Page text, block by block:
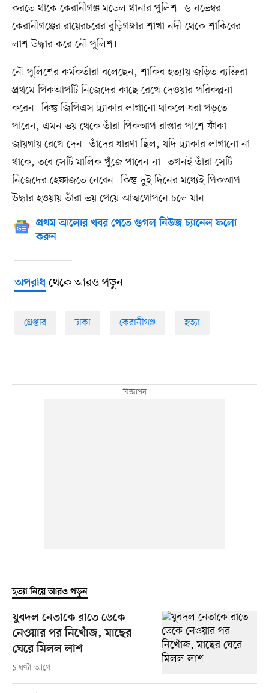
করতে থাকে কেরানীগঞ্জ মডেল থানার পুলিশ। ৬ নভেম্বর
কেরানীগঞ্জের রায়েরচরের বুড়িগঙ্গার শাখা নদী থেকে শাকিবের
লাশ উদ্ধার করে নৌ পুলিশ।
নৌ পুলিশের কর্মকর্তারা বলেছেন, শাকিব হত্যায় জড়িত ব্যক্তিরা
প্রথমে পিকআপটি নিজেদের কাছে রেখে দেওয়ার পরিকল্পনা
করেন। কিন্তু জিপিএস ট্র্যাকার লাগানো থাকলে ধরা পড়তে
পারেন, এমন ভয় থেকে তাঁরা পিকআপ রাস্তার পাশে ফাঁকা
জায়গায় রেখে দেন। তাঁদের ধারণা ছিল, যদি ট্র্যাকার লাগানো না
থাকে, তবে সেটি মালিক খুঁজে পাবেন না। তখনই তাঁরা সেটি
নিজেদের হেফাজতে নেবেন। কিন্তু দুই দিনের মধ্যেই পিকআপ
উদ্ধার হওয়ায় তাঁরা ভয় পেয়ে আত্মগোপনে চলে যান।
প্রথম আলোর খবর পেতে গুগল নিউজ চ্যানেল ফলো
করুন
অপরাধথেকে আরও পড়ুন
গ্রেপ্তার ঢাকা কেরানীগঞ্জ হত্যা
হত্যা নিয়ে আরও পড়ুন
যুবদল নেতাকে রাতে ডেকে
নেওয়ার পর নিখোঁজ, মাছের
ঘেরে মিলল লাশ
১ ঘণ্টা আগে